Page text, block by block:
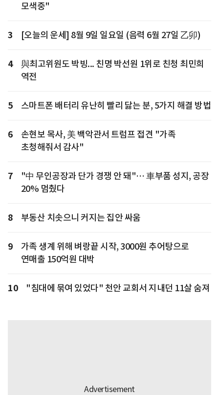
모색중"
3 [오늘의 운세] 8월 9일 일요일 (음력 6월 27일 乙卯)
4
與최고위원도 박빙... 친명 박선원 1위로 친청 최민희
역전
5 스마트폰 배터리 유난히 빨리 닳는 분, 5가지 해결 방법
6
손현보 목사, 美 백악관서 트럼프 접견 "가족
초청해줘서 감사"
7
"中 무인공장과 단가 경쟁 안 돼"… 車부품 성지, 공장
20% 멈췄다
8 부동산 치솟으니 커지는 집안 싸움
9
가족 생계 위해 벼랑끝 시작, 3000원 추어탕으로
연매출 150억원 대박
10 "침대에 묶여 있었다" 천안 교회서 지내던 11살 숨져